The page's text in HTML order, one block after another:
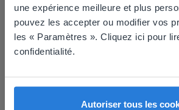
une expérience meilleure et plus
pouvez les accepter ou modifier vos
les « Paramètres ». Cliquez ici pour
confidentialité.
Autoriser tous les
Planificateur de
your location
Based on your location, we think
prefer to visit our English website.
English